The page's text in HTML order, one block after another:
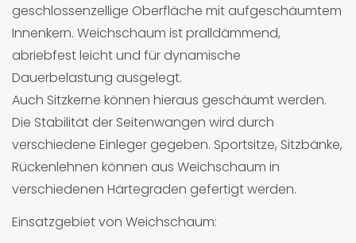
geschlossenzellige Oberfläche mit aufgeschäumtem
Innenkern. Weichschaum ist pralldämmend,
abriebfest leicht und für dynamische
Dauerbelastung ausgelegt.
Auch Sitzkerne können hieraus geschäumt werden.
Die Stabilität der Seitenwangen wird durch
verschiedene Einleger gegeben. Sportsitze, Sitzbänke,
Rückenlehnen können aus Weichschaum in
verschiedenen Härtegraden gefertigt werden.
Einsatzgebiet von Weichschaum: